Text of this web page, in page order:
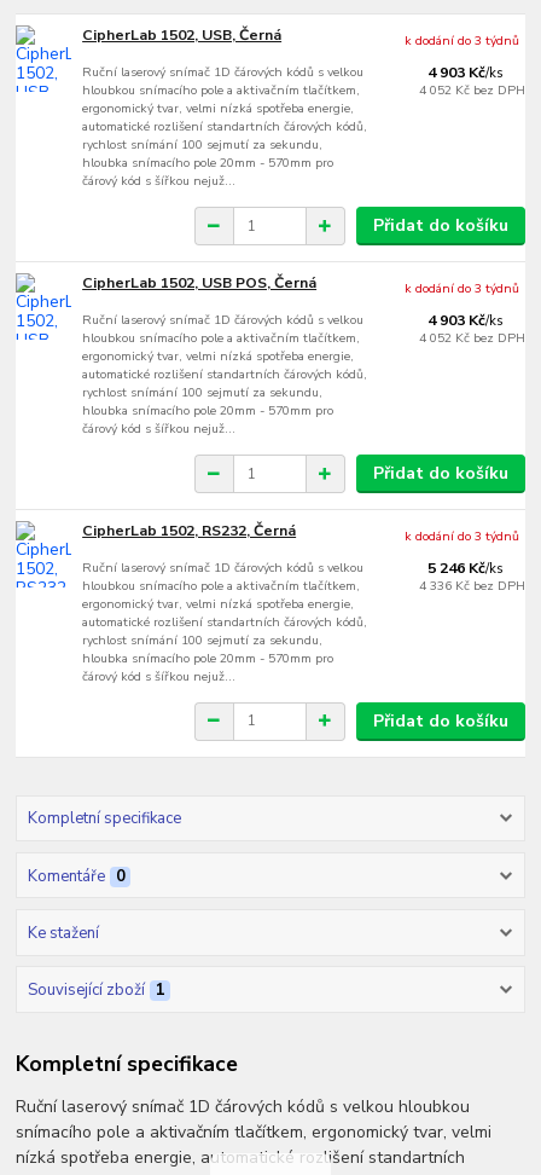
CipherLab 1502, USB, Černá
Ruční laserový snímač 1D čárových kódů s velkou
hloubkou snímacího pole a aktivačním tlačítkem,
ergonomický tvar, velmi nízká spotřeba energie,
automatické rozlišení standartních čárových kódů,
rychlost snímání 100 sejmutí za sekundu,
hloubka snímacího pole 20mm - 570mm pro
čárový kód s šířkou nejuž...
4 903 Kč/ks
4 052 Kč bez DPH
k dodání do 3 týdnů
Přidat do košíku
CipherLab 1502, USB POS, Černá
Ruční laserový snímač 1D čárových kódů s velkou
hloubkou snímacího pole a aktivačním tlačítkem,
ergonomický tvar, velmi nízká spotřeba energie,
automatické rozlišení standartních čárových kódů,
rychlost snímání 100 sejmutí za sekundu,
hloubka snímacího pole 20mm - 570mm pro
čárový kód s šířkou nejuž...
4 903 Kč/ks
4 052 Kč bez DPH
k dodání do 3 týdnů
Přidat do košíku
CipherLab 1502, RS232, Černá
Ruční laserový snímač 1D čárových kódů s velkou
hloubkou snímacího pole a aktivačním tlačítkem,
ergonomický tvar, velmi nízká spotřeba energie,
automatické rozlišení standartních čárových kódů,
rychlost snímání 100 sejmutí za sekundu,
hloubka snímacího pole 20mm - 570mm pro
čárový kód s šířkou nejuž...
5 246 Kč/ks
4 336 Kč bez DPH
k dodání do 3 týdnů
Přidat do košíku
Kompletní specifikace
Komentáře 0
Ke stažení
Související zboží 1
Kompletní specifikace
Ruční laserový snímač 1D čárových kódů s velkou hloubkou
snímacího pole a aktivačním tlačítkem, ergonomický tvar, velmi
nízká spotřeba energie, automatické rozlišení standartních